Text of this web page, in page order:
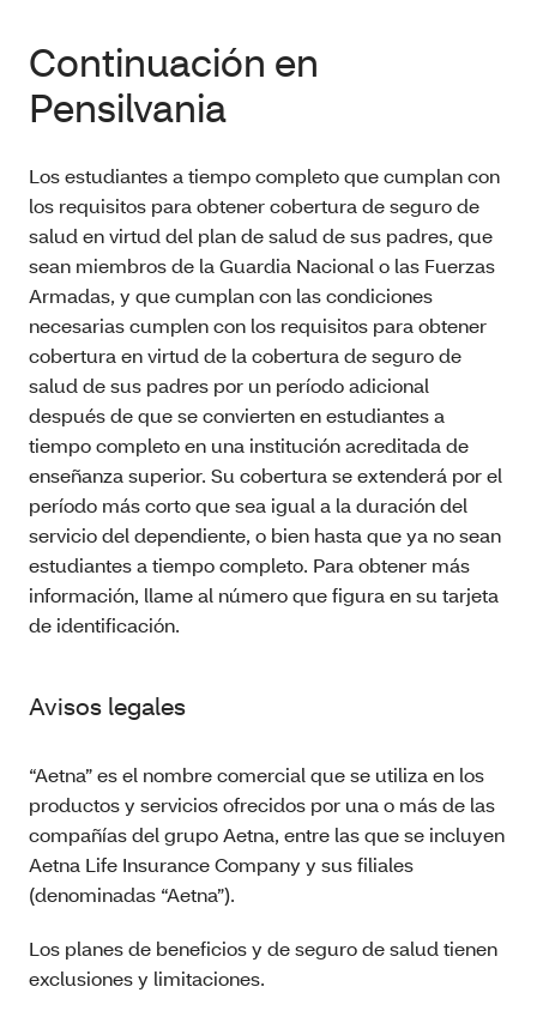
Continuación en
Pensilvania
Los estudiantes a tiempo completo que cumplan con
los requisitos para obtener cobertura de seguro de
salud en virtud del plan de salud de sus padres, que
sean miembros de la Guardia Nacional o las Fuerzas
Armadas, y que cumplan con las condiciones
necesarias cumplen con los requisitos para obtener
cobertura en virtud de la cobertura de seguro de
salud de sus padres por un período adicional
después de que se convierten en estudiantes a
tiempo completo en una institución acreditada de
enseñanza superior. Su cobertura se extenderá por el
período más corto que sea igual a la duración del
servicio del dependiente, o bien hasta que ya no sean
estudiantes a tiempo completo. Para obtener más
información, llame al número que figura en su tarjeta
de identificación.
Avisos legales
“Aetna” es el nombre comercial que se utiliza en los
productos y servicios ofrecidos por una o más de las
compañías del grupo Aetna, entre las que se incluyen
Aetna Life Insurance Company y sus filiales
(denominadas “Aetna”).
Los planes de beneficios y de seguro de salud tienen
exclusiones y limitaciones.